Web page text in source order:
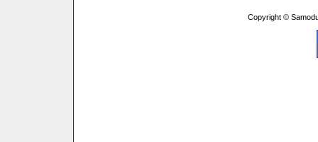
Copyright ©